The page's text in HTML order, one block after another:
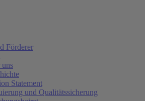
Förderer
uns
Statement
und Qualitätssicherung